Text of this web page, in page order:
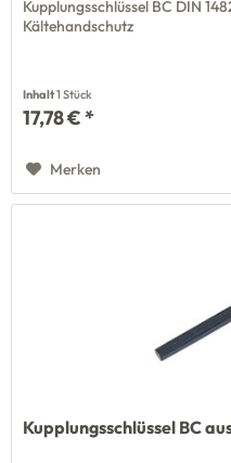
Kupplungsschlüssel BC DIN
Kältehandschutz
Inhalt1 Stück
17,78 € *
Merken
Kupplungsschlüssel BC